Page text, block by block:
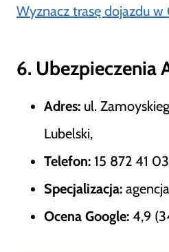
Wyznacz trasę dojazdu w
6. Ubezpieczenia
Adres: ul.
Lubelski,
Telefon: 15 872 41
Specjalizacja:
Ocena Google: 4,9